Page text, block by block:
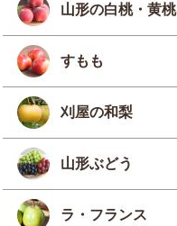
山形の白桃・黄桃
すもも
刈屋の和梨
山形ぶどう
ラ・フランス